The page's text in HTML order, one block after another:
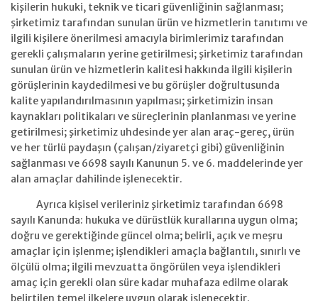
kişilerin hukuki, teknik ve ticari güvenliğinin sağlanması;
şirketimiz tarafından sunulan ürün ve hizmetlerin tanıtımı ve
ilgili kişilere önerilmesi amacıyla birimlerimiz tarafından
gerekli çalışmaların yerine getirilmesi; şirketimiz tarafından
sunulan ürün ve hizmetlerin kalitesi hakkında ilgili kişilerin
görüşlerinin kaydedilmesi ve bu görüşler doğrultusunda
kalite yapılandırılmasının yapılması; şirketimizin insan
kaynakları politikaları ve süreçlerinin planlanması ve yerine
getirilmesi; şirketimiz uhdesinde yer alan araç-gereç, ürün
ve her türlü paydaşın (çalışan/ziyaretçi gibi) güvenliğinin
sağlanması ve 6698 sayılı Kanunun 5. ve 6. maddelerinde yer
alan amaçlar dahilinde işlenecektir.
Ayrıca kişisel verileriniz şirketimiz tarafından 6698
sayılı Kanunda: hukuka ve dürüstlük kurallarına uygun olma;
doğru ve gerektiğinde güncel olma; belirli, açık ve meşru
amaçlar için işlenme; işlendikleri amaçla bağlantılı, sınırlı ve
ölçülü olma; ilgili mevzuatta öngörülen veya işlendikleri
amaç için gerekli olan süre kadar muhafaza edilme olarak